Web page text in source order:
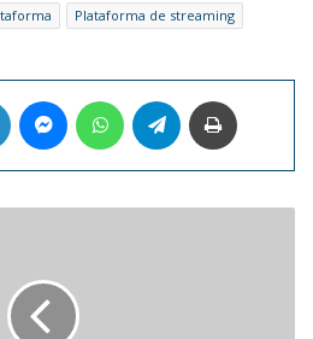
Plataforma de streaming
LinkedIn MessengerWhatsAppTelegram